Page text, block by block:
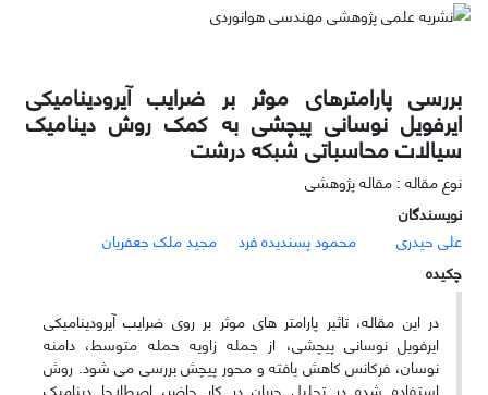
بررسی پارامترهای موثر بر ضرایب آیرودینامیکی
ایرفویل نوسانی پیچشی به کمک روش دینامیک
سیالات محاسباتی شبکه درشت
نوع مقاله : مقاله پژوهشی
نویسندگان
علی حیدری
محمود پسندیده فرد
مجید ملک جعفریان
چکیده
در این مقاله، تاثیر پارامتر های موثر بر روی ضرایب آیرودینامیکی
ایرفویل نوسانی پیچشی، از جمله زاویه حمله متوسط، دامنه
نوسان، فرکانس کاهش یافته و محور پیچش بررسی می شود. روش
استفاده شده در تحلیل جریان در کار حاضر، اصطلاحا دینامیک